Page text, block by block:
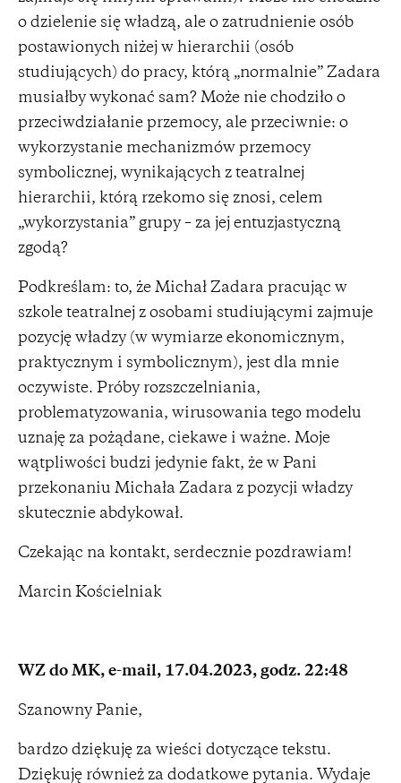
o dzielenie się władzą, ale o zatrudnienie osób
postawionych niżej w hierarchii (osób
studiujących) do pracy, którą „normalnie” Zadara
musiałby wykonać sam? Może nie chodziło o
przeciwdziałanie przemocy, ale przeciwnie: o
wykorzystanie mechanizmów przemocy
symbolicznej, wynikających z teatralnej
hierarchii, którą rzekomo się znosi, celem
„wykorzystania” grupy – za jej entuzjastyczną
zgodą?
Podkreślam: to, że Michał Zadara pracując w
szkole teatralnej z osobami studiującymi zajmuje
pozycję władzy (w wymiarze ekonomicznym,
praktycznym i symbolicznym), jest dla mnie
oczywiste. Próby rozszczelniania,
problematyzowania, wirusowania tego modelu
uznaję za pożądane, ciekawe i ważne. Moje
wątpliwości budzi jedynie fakt, że w Pani
przekonaniu Michała Zadara z pozycji władzy
skutecznie abdykował.
Czekając na kontakt, serdecznie pozdrawiam!
Marcin Kościelniak
WZ do MK, e-mail, 17.04.2023, godz. 22:48
Szanowny Panie,
bardzo dziękuję za wieści dotyczące tekstu.
Dziękuję również za dodatkowe pytania. Wydaje